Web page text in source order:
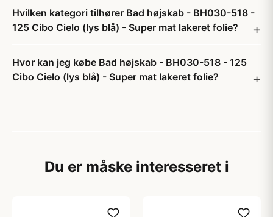
Hvilken kategori tilhører Bad højskab - BH030-518 -
125 Cibo Cielo (lys blå) - Super mat lakeret folie?
Hvor kan jeg købe Bad højskab - BH030-518 - 125
Cibo Cielo (lys blå) - Super mat lakeret folie?
Du er måske interesseret i